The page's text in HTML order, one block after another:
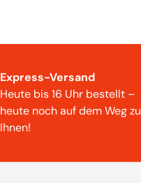
Express-Versand
Heute bis 16 Uhr bestellt –
heute noch auf dem Weg zu
Ihnen!